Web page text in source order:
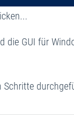
die GUI für
Schritte